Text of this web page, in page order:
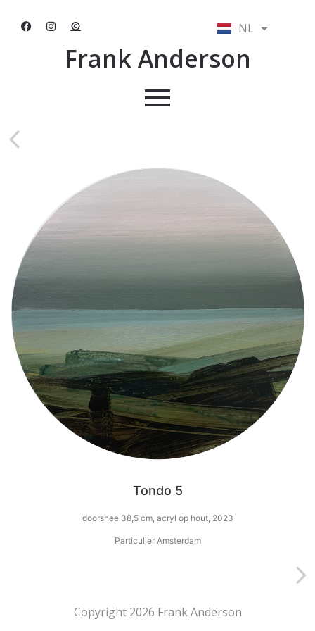
NL
EN
Frank Anderson
Tondo 5
doorsnee 38,5 cm, acryl op hout, 2023
Particulier Amsterdam
Copyright 2026 Frank Anderson